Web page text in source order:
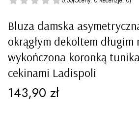
Bluza damska
okrągłym dekoltem długim
wykończona koronką
cekinami Ladispoli
Cena
143,90 zł